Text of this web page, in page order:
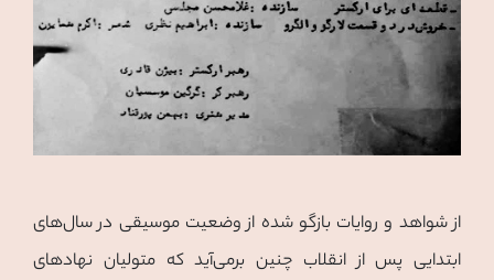
از شواهد و روایات بازگو شده از وضعیت موسیقی در سال‌های
ابتدایی پس از انقلاب چنین برمی‌آید که متولیان نهادهای